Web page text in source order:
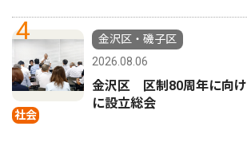
4
社会
金沢区・磯子区
2026.08.06
金沢区 区制80周年に向
に設立総会